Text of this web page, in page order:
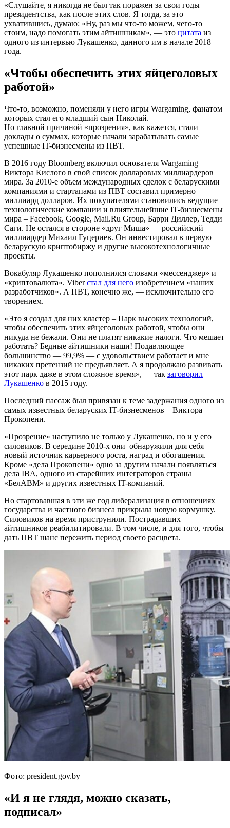
«Слушайте, я никогда не был так поражен за свои годы
президентства, как после этих слов. Я тогда, за это
ухватившись, думаю: «Ну, раз мы что-то можем, чего-то
стоим, надо помогать этим айтишникам», — это цитата из
одного из интервью Лукашенко, данного им в начале 2018
года.
«Чтобы обеспечить этих яйцеголовых
работой»
Что-то, возможно, поменяли у него игры Wargaming, фанатом
которых стал его младший сын Николай.
Но главной причиной «прозрения», как кажется, стали
доклады о суммах, которые начали зарабатывать самые
успешные IT-бизнесмены из ПВТ.
В 2016 году Bloomberg включил основателя Wargaming
Виктора Кислого в свой список долларовых миллиардеров
мира. За 2010-е объем международных сделок с беларускими
компаниями и стартапами из ПВТ составил примерно
миллиард долларов. Их покупателями становились ведущие
технологические компании и влиятельнейшие IT-бизнесмены
мира – Facebook, Google, Mail.Ru Group, Барри Диллер, Тедди
Саги. Не остался в стороне «друг Миша» — российский
миллиардер Михаил Гуцериев. Он инвестировал в первую
беларускую криптобиржу и другие высокотехнологичные
проекты.
Вокабуляр Лукашенко пополнился словами «мессенджер» и
«криптовалюта». Viberстал для него изобретением «наших
разработчиков». А ПВТ, конечно же, — исключительно его
творением.
«Это я создал для них кластер – Парк высоких технологий,
чтобы обеспечить этих яйцеголовых работой, чтобы они
никуда не бежали. Они не платят никакие налоги. Что мешает
работать? Бедные айтишники наши! Подавляющее
большинство — 99,9% — с удовольствием работает и мне
никаких претензий не предъявляет. А я продолжаю развивать
этот парк даже в этом сложное время», — так заговорил
Лукашенко в 2015 году.
Последний пассаж был привязан к теме задержания одного из
самых известных беларуских IT-бизнесменов – Виктора
Прокопени.
«Прозрение» наступило не только у Лукашенко, но и у его
силовиков. В середине 2010-х они обнаружили для себя
новый источник карьерного роста, наград и обогащения.
Кроме «дела Прокопени» одно за другим начали появляться
дела IBA, одного из старейших интеграторов страны
«БелАВМ» и других известных IT-компаний.
Но стартовавшая в эти же год либерализация в отношениях
государства и частного бизнеса прикрыла новую кормушку.
Силовиков на время приструнили. Пострадавших
айтишников реабилитировали. В том числе, и для того, чтобы
дать ПВТ шанс пережить период своего расцвета.
Фото: president.gov.by
«И я не глядя, можно сказать,
подписал»